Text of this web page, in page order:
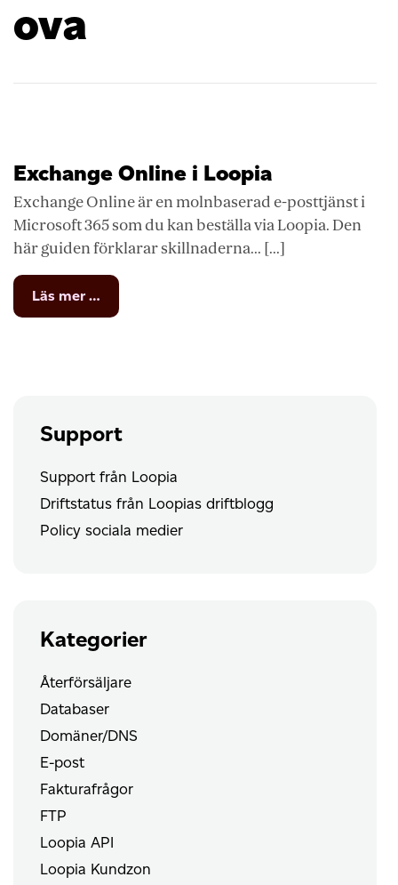
ova
Exchange Online i Loopia
Exchange Online är en molnbaserad e-posttjänst i
Microsoft 365 som du kan beställa via Loopia. Den
här guiden förklarar skillnaderna... [...]
Läs mer …
Exchange
Support
Support från Loopia
Driftstatus från Loopias driftblogg
Policy sociala medier
Kategorier
Återförsäljare
Databaser
Domäner/DNS
E-post
Fakturafrågor
FTP
Loopia API
Loopia Kundzon